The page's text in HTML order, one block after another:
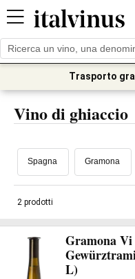
Trasporto
Vino di ghiaccio
Spagna Gramona
2 prodotti
Gramona Vi
L)